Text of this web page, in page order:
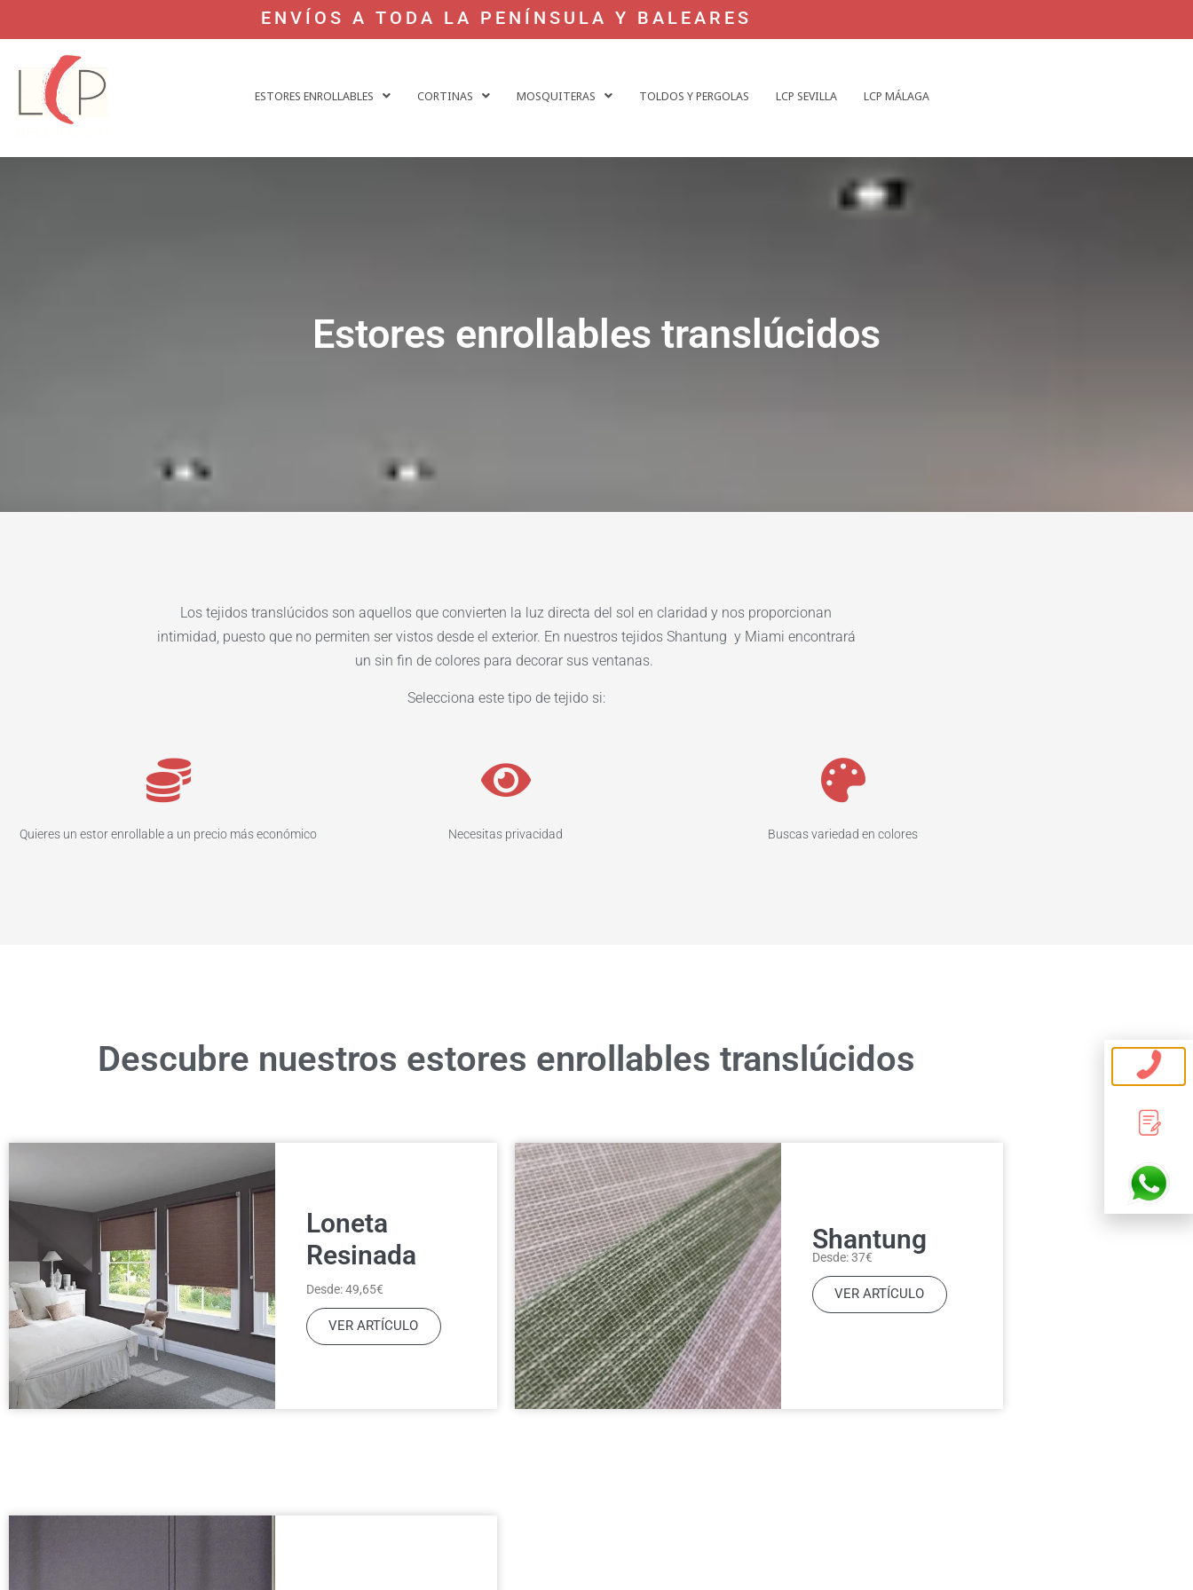
ENVÍOS A TODA LA PENÍNSULA Y BALEARES
ESTORES ENROLLABLES CORTINAS MOSQUITERAS TOLDOS Y PERGOLAS LCP SEVILLA LCP MÁLAGA
Estores enrollables translúcidos
Los tejidos translúcidos son aquellos que convierten la luz directa del sol en claridad y nos proporcionan
intimidad, puesto que no permiten ser vistos desde el exterior. En nuestros tejidos Shantung y Miami encontrará
un sin fin de colores para decorar sus ventanas.
Selecciona este tipo de tejido si:
Quieres un estor enrollable a un precio más económico Necesitas privacidad Buscas variedad en colores
Descubre nuestros estores enrollables translúcidos
Loneta
Resinada
Desde: 49,65€
VER ARTÍCULO
Shantung
Desde: 37€
VER ARTÍCULO